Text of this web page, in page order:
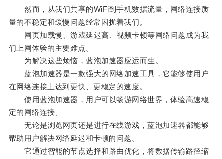
然而，从我们共享的WiFi到手机数据流量，网络连接质
量的不稳定和缓慢问题经常困扰着我们。
网页加载慢、游戏延迟高、视频卡顿等网络问题成为我
们上网体验的主要难点。
为解决这些烦恼，蓝泡加速器应运而生。
蓝泡加速器是一款强大的网络加速工具，它能够使用户
在网络连接上达到更快、更稳定的速度。
使用蓝泡加速器，用户可以畅游网络世界，体验高速稳
定的网络连接。
无论是浏览网页还是进行在线游戏，蓝泡加速器都能够
帮助用户解决网络延迟和卡顿的问题。
它通过智能的节点选择和路由优化，将数据传输路径缩